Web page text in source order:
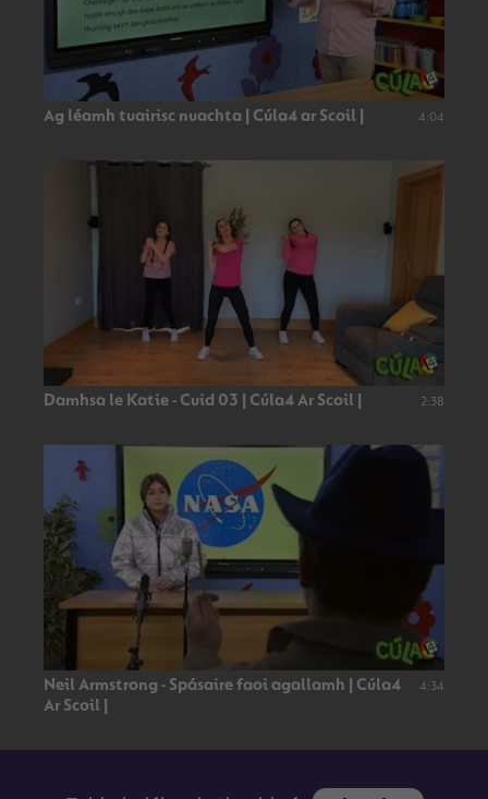
Ag léamh tuairisc nuachta | Cúla4 ar Scoil | 4:04
Damhsa le Katie - Cuid 03 | Cúla4 Ar Scoil | 2:38
Neil Armstrong - Spásaire faoi agallamh | Cúla4
Ar Scoil |
4:34